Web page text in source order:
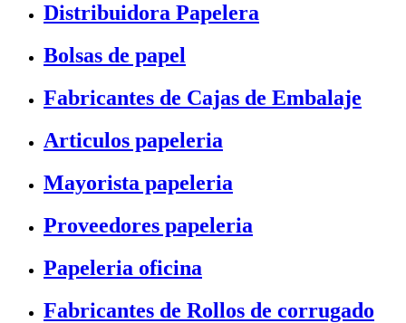
Distribuidora Papelera
Bolsas de papel
Fabricantes de Cajas de Embalaje
Articulos papeleria
Mayorista papeleria
Proveedores papeleria
Papeleria oficina
Fabricantes de Rollos de corrugado